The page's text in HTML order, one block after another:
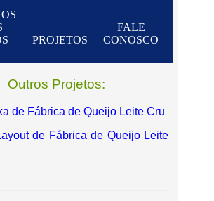
PROJETOS
FALE
CONOSCO
Outros Projetos:
de Fábrica de Queijo Leite Cru
de Fábrica de Queijo Leite